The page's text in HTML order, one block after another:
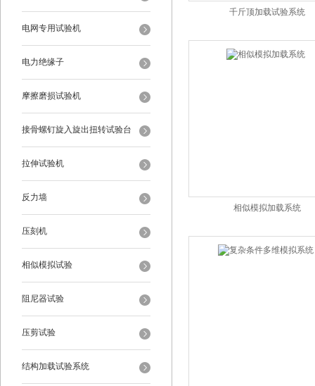
电网专用试验机
电力绝缘子
摩擦磨损试验机
接骨螺钉旋入旋出扭转试验台
拉伸试验机
反力墙
压刻机
相似模拟试验
阻尼器试验
压剪试验
结构加载试验系统
千斤顶加载试验系统
相似模拟加载系统